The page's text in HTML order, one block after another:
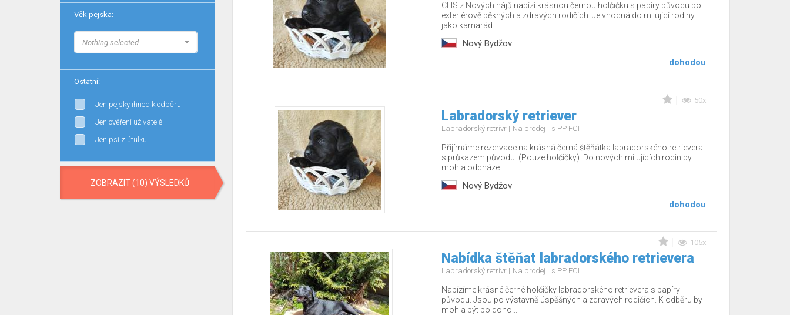
Věk pejska:
Nothing selected
Ostatní:
Jen pejsky ihned k odběru
Jen ověření uživatelé
Jen psi z útulku
ZOBRAZIT (10) VÝSLEDKŮ
CHS z Nových hájů nabízí krásnou černou holčičku s papíry původu po
exteriérově pěkných a zdravých rodičích. Je vhodná do milující rodiny
jako kamarád...
Nový Bydžov
dohodou
50x
Labradorský retriever
Labradorský retrívr Na prodej s PP FCI
Přijímáme rezervace na krásná černá štěňátka labradorského retrievera
s průkazem původu. (Pouze holčičky). Do nových milujících rodin by
mohla odcháze...
Nový Bydžov
dohodou
105x
Nabídka štěňat labradorského retrievera
Labradorský retrívr Na prodej s PP FCI
Nabízíme krásné černé holčičky labradorského retrievera s papíry
původu. Jsou po výstavně úspěšných a zdravých rodičích. K odběru by
mohla být po doho...